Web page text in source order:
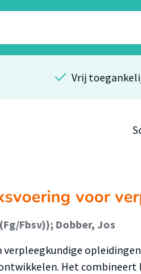
Vrij
voor
Fbsv)); Dobber, Jos
Het combineert